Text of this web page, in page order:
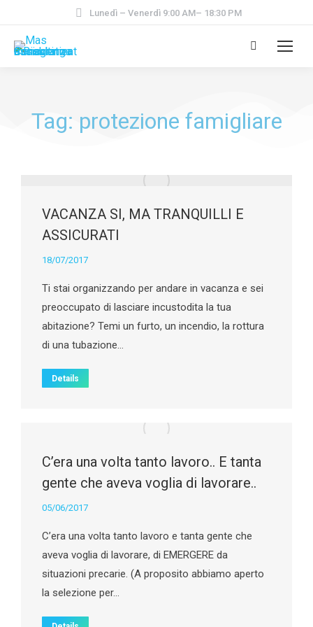
Lunedì – Venerdì 9:00 AM– 18:30 PM
Tag: protezione famigliare
VACANZA SI, MA TRANQUILLI E
ASSICURATI
18/07/2017
Ti stai organizzando per andare in vacanza e sei
preoccupato di lasciare incustodita la tua
abitazione? Temi un furto, un incendio, la rottura
di una tubazione…
Details
C’era una volta tanto lavoro.. E tanta
gente che aveva voglia di lavorare..
05/06/2017
C’era una volta tanto lavoro e tanta gente che
aveva voglia di lavorare, di EMERGERE da
situazioni precarie. (A proposito abbiamo aperto
la selezione per…